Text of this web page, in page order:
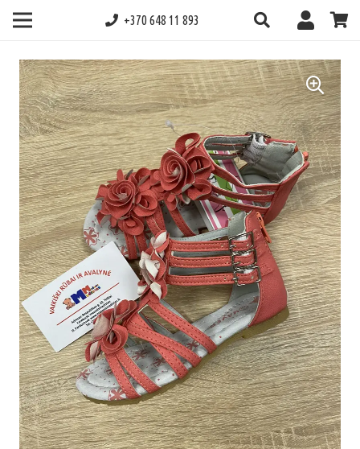
+370 648 11 893